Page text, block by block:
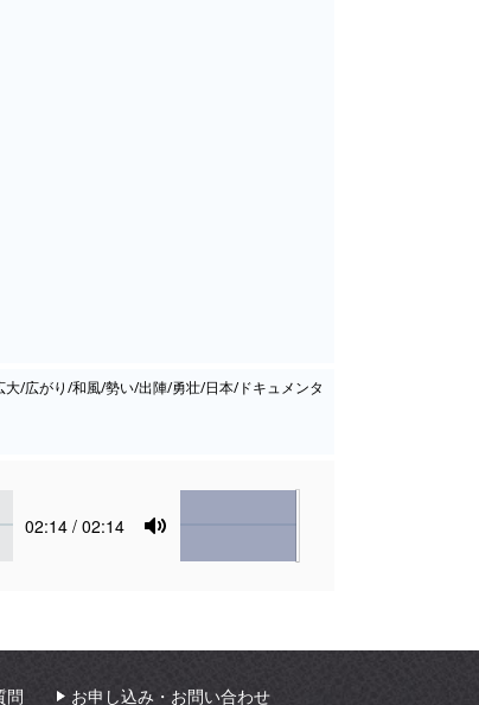
/広がり/和風/勢い/出陣/勇壮/日本/ドキュメンタ
Current
02:14 / 02:14
Mute
Volume
問 お申し込み・お問い合わせ